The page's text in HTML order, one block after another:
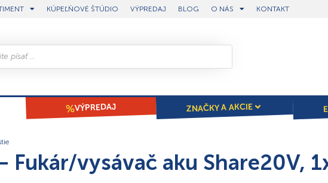
KÚPEĽŇOVÉ ŠTÚDIO VÝPREDAJ BLOG O NÁS KONTAKT
VÝPREDAJ ZNAČKY A AKCIE
vysávač aku Share20V,